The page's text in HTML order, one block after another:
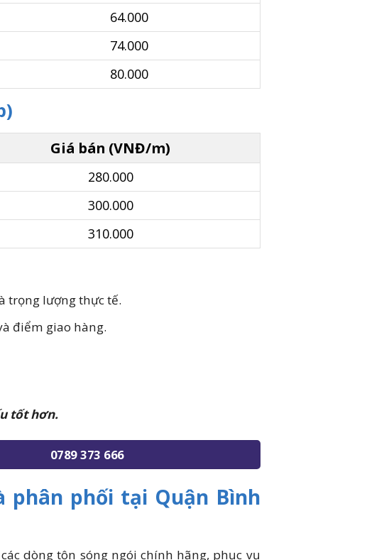
64.000
74.000
80.000
Giá bán (VNĐ/m)
280.000
300.000
310.000
trọng lượng thực tế.
điểm giao hàng.
tốt hơn.
0789 373 666
phân phối tại Quận Bình
dòng tôn sóng ngói chính hãng, phục vụ